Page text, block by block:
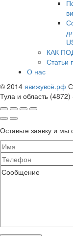
КАК
Статьи
О нас
© 2014 явижувсё.рф
Тула и область
Оставьте заявку и